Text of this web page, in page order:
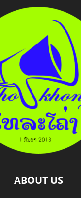
ABOUT US